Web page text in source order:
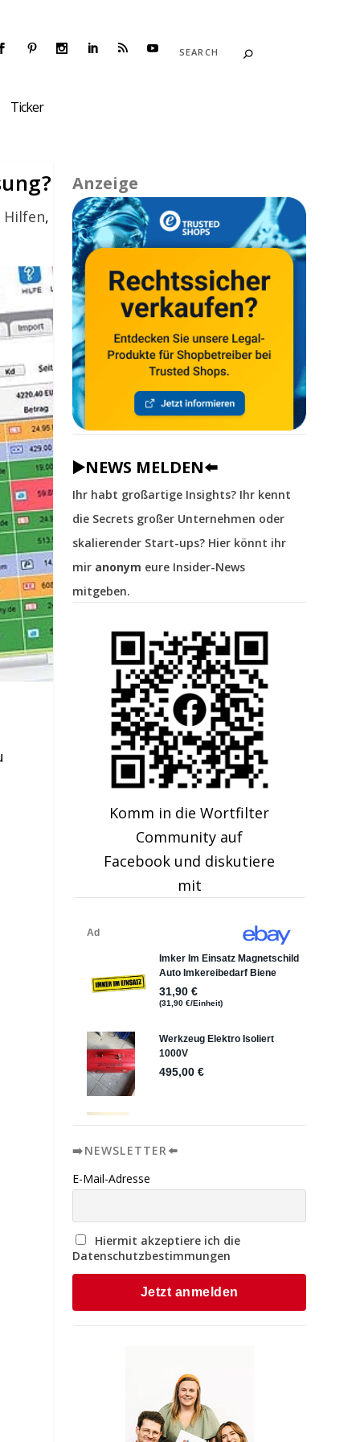
Ticker
,
Anzeige
▶️NEWS MELDEN⬅️
Ihr habt großartige Insights? Ihr kennt
die Secrets großer Unternehmen oder
skalierender Start-ups? Hier könnt ihr
mir anonym eure Insider-News
mitgeben.
Komm in die Wortfilter
Community auf
Facebook und diskutiere
mit
➡️NEWSLETTER⬅️
E-Mail-Adresse
Hiermit akzeptiere ich die
Datenschutzbestimmungen